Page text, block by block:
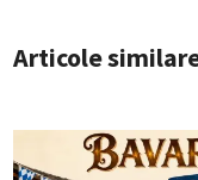
Articole